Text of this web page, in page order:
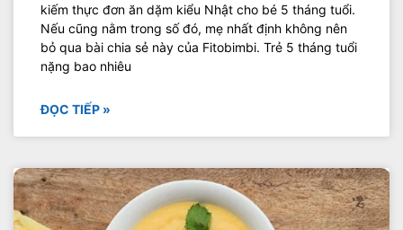
kiếm thực đơn ăn dặm kiểu Nhật cho bé 5 tháng tuổi.
Nếu cũng nằm trong số đó, mẹ nhất định không nên
bỏ qua bài chia sẻ này của Fitobimbi. Trẻ 5 tháng tuổi
nặng bao nhiêu
ĐỌC TIẾP »